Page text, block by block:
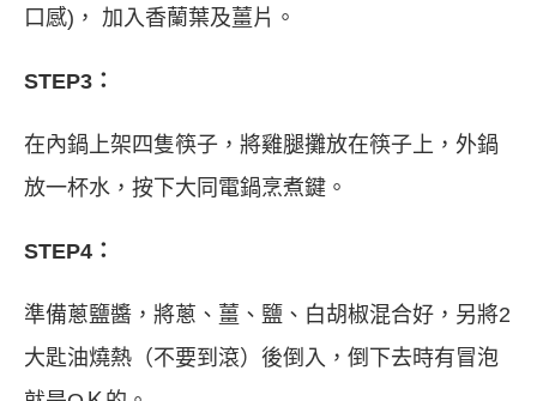
口感)， 加入香蘭葉及薑片。
STEP3：
在內鍋上架四隻筷子，將雞腿攤放在筷子上，外鍋
放一杯水，按下大同電鍋烹煮鍵。
STEP4：
準備蔥鹽醬，將蔥、薑、鹽、白胡椒混合好，另將2
大匙油燒熱（不要到滾）後倒入，倒下去時有冒泡